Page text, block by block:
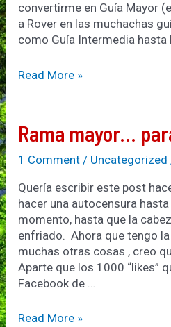
convertirme en Guía Mayor
a Rover en las muchachas
como Guía Intermedia hasta
Hacia
Read More »
Rama mayor…
1 Comment / Uncategorized
Quería escribir este post
hacer una autocensura
momento, hasta que la
enfriado. Ahora que tengo
muchas otras cosas , creo
Aparte que los 1000 “likes”
Facebook de …
Rama
Read More »